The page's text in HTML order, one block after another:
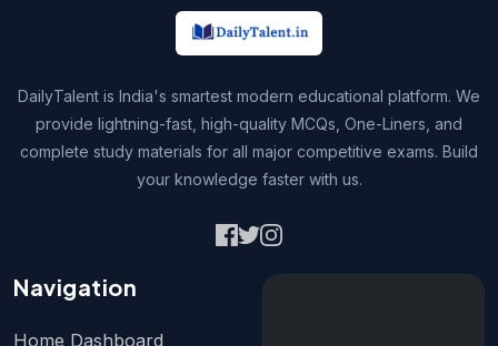
DailyTalent is India's smartest modern educational platform. We
provide lightning-fast, high-quality MCQs, One-Liners, and
complete study materials for all major competitive exams. Build
your knowledge faster with us.
Navigation
Home Dashboard